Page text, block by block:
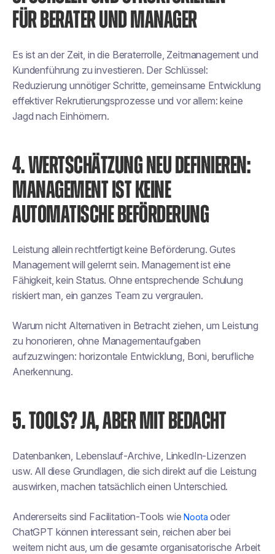
FÜR BERATER UND MANAGER
Es ist an der Zeit, in die Beraterrolle, Zeitmanagement und
Kundenführung zu investieren. Der Schlüssel:
Reduzierung unnötiger Schritte, gemeinsame Entwicklung
effektiver Rekrutierungsprozesse und vor allem: keine
Jagd nach Einhörnern.
4. WERTSCHÄTZUNG NEU DEFINIEREN:
MANAGEMENT IST KEINE
AUTOMATISCHE BEFÖRDERUNG
Leistung allein rechtfertigt keine Beförderung. Gutes
Management will gelernt sein. Management ist eine
Fähigkeit, kein Status. Ohne entsprechende Schulung
riskiert man, ein ganzes Team zu vergraulen.
Warum nicht Alternativen in Betracht ziehen, um Leistung
zu honorieren, ohne Managementaufgaben
aufzuzwingen: horizontale Entwicklung, Boni, berufliche
Anerkennung.
5. TOOLS? JA, ABER MIT BEDACHT
Datenbanken, Lebenslauf-Archive, LinkedIn-Lizenzen
usw. All diese Grundlagen, die sich direkt auf die Leistung
auswirken, machen tatsächlich einen Unterschied.
Andererseits sind Facilitation-Tools wieNoota oder
ChatGPT können interessant sein, reichen aber bei
weitem nicht aus, um die gesamte organisatorische Arbeit